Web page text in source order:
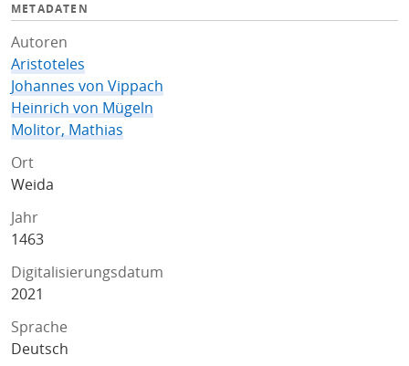
METADATEN
Autoren
Aristoteles
Johannes von Vippach
Heinrich von Mügeln
Molitor, Mathias
Ort
Weida
Jahr
1463
Digitalisierungsdatum
2021
Sprache
Deutsch